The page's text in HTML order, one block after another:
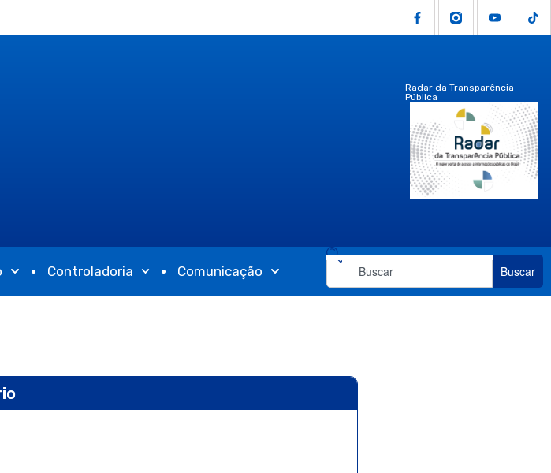
Radar da Transparência
Pública
Controladoria Comunicação Buscar